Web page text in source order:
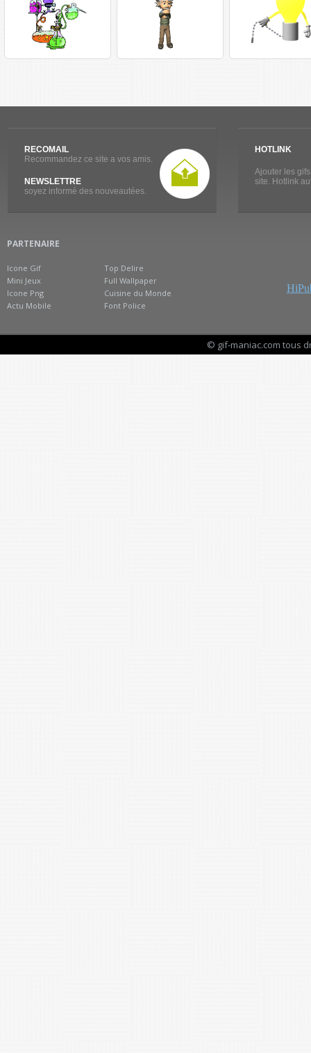
RECOMAIL
Recommandez ce site a vos amis.
NEWSLETTRE
soyez informé des nouveautées.
HOTLINK
Ajouter les
site. Hotlink
PARTENAIRE
Icone Gif
Mini Jeux
Icone Png
Actu Mobile
Top Delire
Full Wallpaper
Cuisine du Monde
Font Police
© gif-maniac.com tous